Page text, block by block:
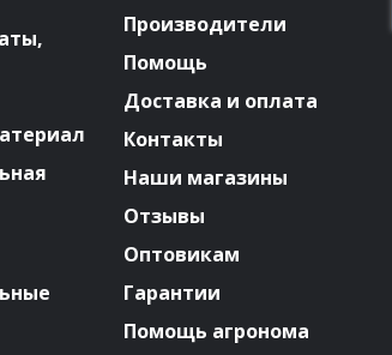
Производители
Помощь
Доставка и оплата
Контакты
Наши магазины
Отзывы
Оптовикам
Гарантии
Помощь агронома